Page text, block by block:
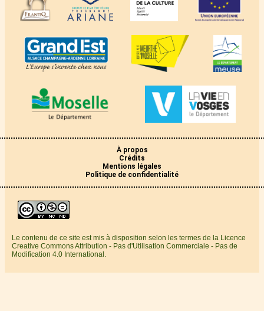
À propos
Crédits
Mentions légales
Politique de confidentialité
Le contenu de ce site est mis à disposition selon les termes de la Licence
Creative Commons Attribution - Pas d'Utilisation Commerciale - Pas de
Modification 4.0 International.